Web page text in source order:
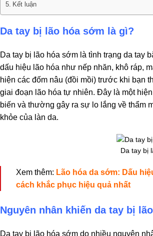
Kết luận
Da tay bị lão hóa sớm là gì?
Da tay bị lão hóa sớm là tình trạng da tay
dấu hiệu lão hóa như nếp nhăn, khô ráp,
hiện các đốm nâu (đồi mồi) trước khi bạn
giai đoạn lão hóa tự nhiên. Đây là một
biến và thường gây ra sự lo lắng về thẩm
khỏe của làn da.
Da tay bị
Xem thêm: Lão hóa da sớm: Dấu
cách khắc phục hiệu quả nhất
Nguyên nhân khiến da tay bị
Da tay bị lão hóa sớm do nhiều nguyên